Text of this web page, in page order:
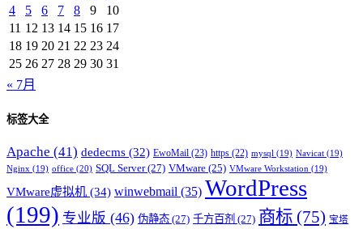
4
5 6 7 8 9
10
11 12 13 14 15 16 17
18 19 20 21 22 23 24
25 26 27 28 29 30 31
« 7月
标签大全
Apache (41) dedecms (32) EwoMail (23) https (22) mysql (19) Navicat (19)
Nginx (19) office (20) SQL Server(27) VMware (25) VMware Workstation (19)
VMware虚拟机 (34) winwebmail (35) WordPress
(199) 专业版 (46) 伪静态 (27) 千方百剂 (27) 商标 (75) 宝塔